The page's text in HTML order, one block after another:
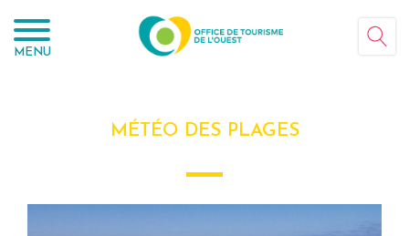
MENU
MÉTÉO DES PLAGES